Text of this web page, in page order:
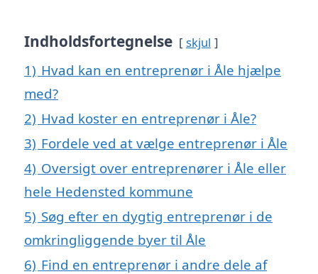
Indholdsfortegnelse skjul
1) Hvad kan en entreprenør i Åle hjælpe
med?
2) Hvad koster en entreprenør i Åle?
3) Fordele ved at vælge entreprenør i Åle
4) Oversigt over entreprenører i Åle eller
hele Hedensted kommune
5) Søg efter en dygtig entreprenør i de
omkringliggende byer til Åle
6) Find en entreprenør i andre dele af